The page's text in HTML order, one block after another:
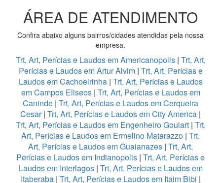
ÁREA DE ATENDIMENTO
Confira abaixo alguns bairros/cidades atendidas pela nossa
empresa.
Trt, Art, Perícias e Laudos em Americanopolis | Trt, Art,
Perícias e Laudos em Artur Alvim | Trt, Art, Perícias e
Laudos em Cachoeirinha| Trt, Art, Perícias e Laudos
em Campos Eliseos | Trt, Art, Perícias e Laudos em
Caninde | Trt, Art, Perícias e Laudos em Cerqueira
Cesar| Trt, Art, Perícias e Laudos em City America |
Trt, Art, Perícias e Laudos em Engenheiro Goulart | Trt,
Art, Perícias e Laudos em Ermelino Matarazzo | Trt,
Art, Perícias e Laudos em Guaianazes | Trt, Art,
Perícias e Laudos em Indianopolis | Trt, Art, Perícias e
Laudos em Interlagos| Trt, Art, Perícias e Laudos em
Itaberaba| Trt, Art, Perícias e Laudos em Itaim Bibi |